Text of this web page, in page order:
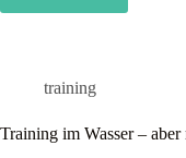
mit
training
Training im Wasser –